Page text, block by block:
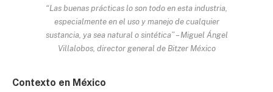
“Las buenas prácticas lo son todo en esta industria,
especialmente en el uso y manejo de cualquier
sustancia, ya sea natural o sintética” – Miguel Ángel
Villalobos, director general de Bitzer México
Contexto en México